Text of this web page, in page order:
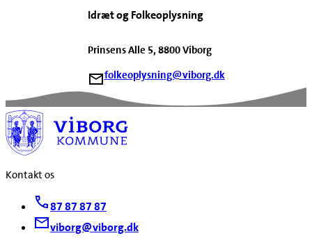
Idræt og Folkeoplysning
Prinsens Alle 5, 8800 Viborg
folkeoplysning@viborg.dk
Kontakt os
87 87 87 87
viborg@viborg.dk